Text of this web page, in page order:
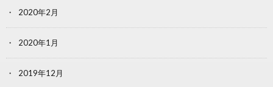
2020年2月
2020年1月
2019年12月